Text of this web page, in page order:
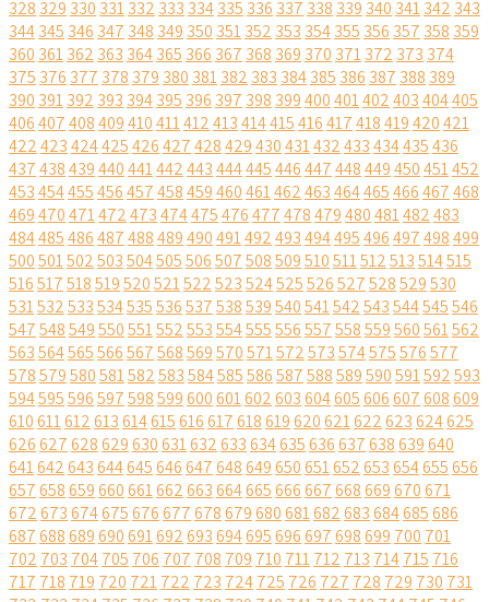
328 329 330 331332 333 334335 336 337 338 339 340 341342 343
344345 346 347 348 349 350 351352 353 354355 356 357 358 359
360 361362 363 364365 366 367 368 369 370 371372 373 374
375 376 377 378 379 380 381382 383 384385 386 387 388 389
390 391392 393 394395 396 397 398 399400401402403404405
406407408409410411412413414415416417418419420421
422423424425426427428429430431432433434435436
437438439440441442443444445446447448449450451452
453454455456457458459460461462463464465466467468
469470471472473474475476477478479480481482483
484485486487488489490491492493494495496497498499
500501502503504505506507508509510511512513514515
516517518519520521522523524525526527528529530
531532533534535536537538539540541542543544545546
547548549550551552553554555556557558559560561562
563564565566567568569570571572573574575576577
578579580581582583584585586587588589590591592593
594595596597598599600601602603604605606607608609
610611612613614615616617618619620621622623624625
626627628629630631632633634635636637638639640
641642643644645646647648649650651652653654655656
657658659660661662663664665666667668669670671
672673674675676677678679680681682683684685686
687688689690691692693694695696697698699 700 701
702 703 704705 706 707 708 709 710 711712 713 714715 716
717 718 719 720 721722 723 724725 726 727 728 729 730 731